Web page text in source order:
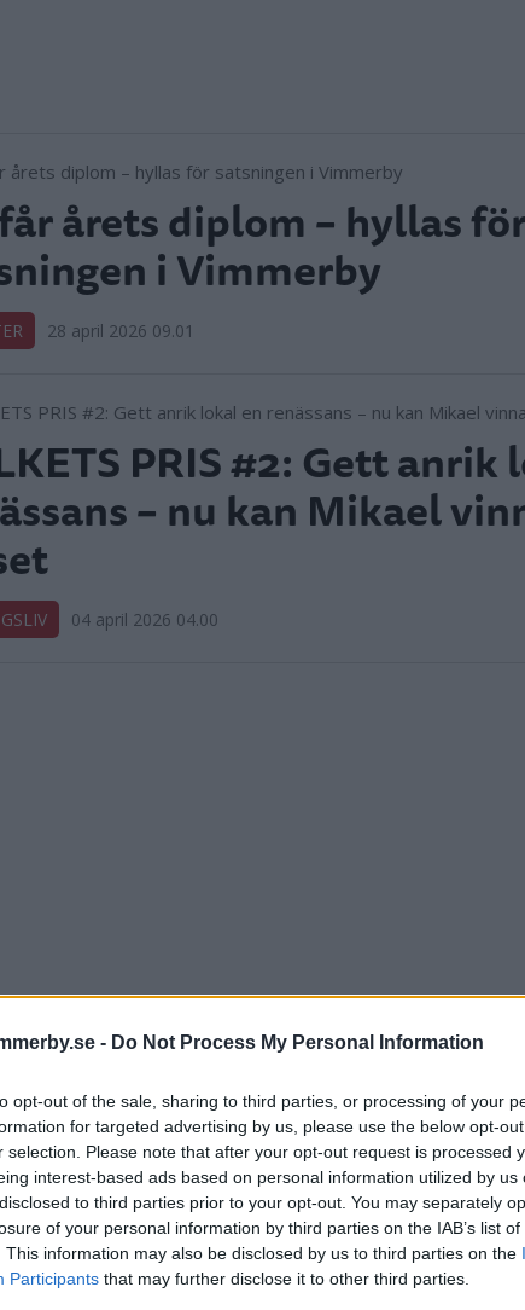
- Do Not Process My Personal Information
opt-out of the sale, sharing to third parties, or processing of your
for targeted advertising by us, please use the below opt-
selection. Please note that after your opt-out request is processed
interest-based ads based on personal information utilized by us
to third parties prior to your opt-out. You may separately
of your personal information by third parties on the IAB’s list
This information may also be disclosed by us to third parties on the
Participants that may further disclose it to other third parties.
årets diplom – hyllas
i Vimmerby
28 april 2026 09.01
PRIS #2: Gett anrik
– nu kan Mikael
04 april 2026 04.00
Spritfabrik fick
"Beundransvärt"
19 november 2025 17.00